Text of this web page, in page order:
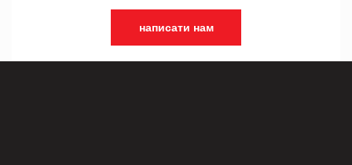
написати нам